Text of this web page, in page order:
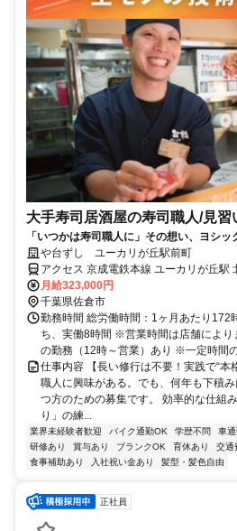
大手寿司居酒屋の寿司職人/見習
「いつかは寿司職人に」その想い、ヨシッ
や台ずし ユーカリが丘駅前町
アクセス 京成電鉄本線 ユーカリが丘駅
月給323,000円
千葉県佐倉市
勤務時間 総労働時間：1ヶ月あたり172
ち、実働8時間 ※営業時間は店舗によ
の勤務（12時～営業）あり ※一定時間
仕事内容 【長い修行は不要！実践で“本
職人に興味がある。でも、何年も下積
つ方のための募集です。 効率的な仕組
り」の練...
業界未経験者歓迎 バイク通勤OK 学歴不問 車
研修あり
賞与あり ブランクOK 育休あり 交通
食事補助あり
入社祝い金あり 髪型・髪色自由
正社員